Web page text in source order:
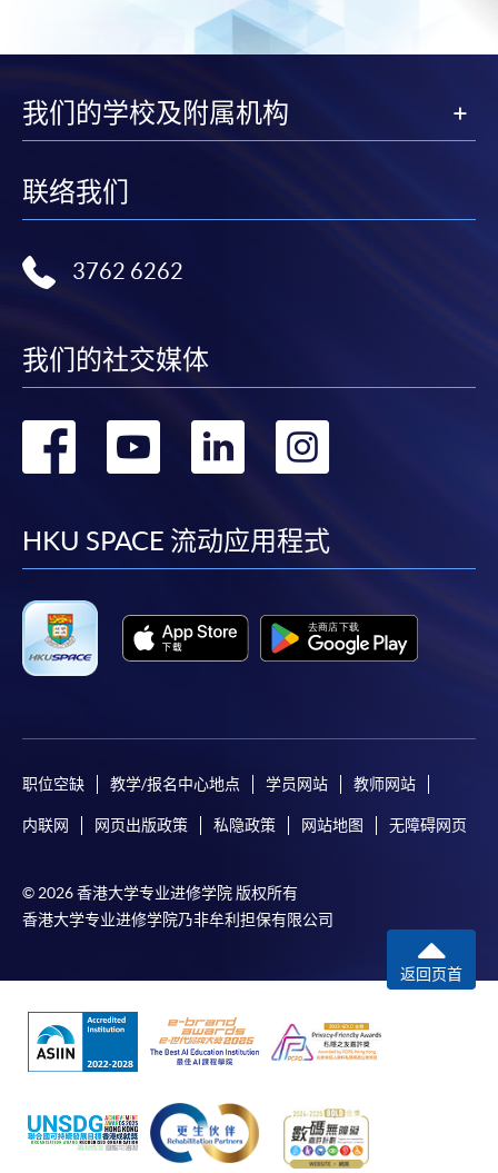
我们的学校及附属机构
联络我们
3762 6262
我们的社交媒体
转
facebook
转
youtube
转
linkedin
转
HKU SPACE 流动应用程式
职位空缺 教学/报名中心地点 学员网站 教师网站
内联网 网页出版政策 私隐政策 网站地图 无障碍网页
© 2026 香港大学专业进修学院 版权所有
香港大学专业进修学院乃非牟利担保有限公司
返回页首